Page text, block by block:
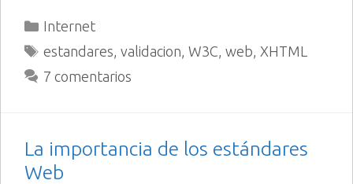
Categorías
Internet
Etiquetas
estandares validacion W3C web XHTML
7 comentarios
La importancia de los estándares
Web